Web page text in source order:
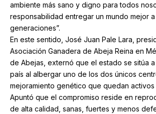
ambiente más sano y digno para todos
responsabilidad entregar un mundo mejor
generaciones”.
En este sentido, José Juan Pale Lara,
Asociación Ganadera de Abeja Reina en
de Abejas, externó que el estado se sitúa
país al albergar uno de los dos únicos
mejoramiento genético que quedan
Apuntó que el compromiso reside en
de alta calidad, sanas, fuertes y menos